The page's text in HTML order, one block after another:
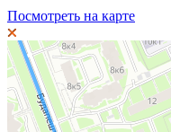
Посмотреть на карте